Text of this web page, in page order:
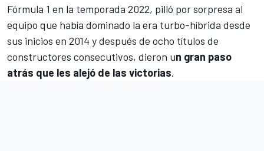
Fórmula 1 en la temporada 2022, pilló por sorpresa al
equipo que había dominado la era turbo-híbrida desde
sus inicios en 2014 y después de ocho títulos de
constructores consecutivos, dieron un gran paso
atrás que les alejó de las victorias.